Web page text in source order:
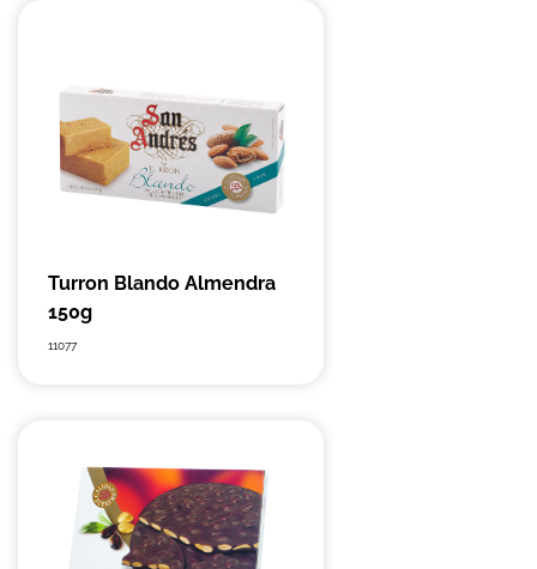
Turron Blando Almendra
150g
11077